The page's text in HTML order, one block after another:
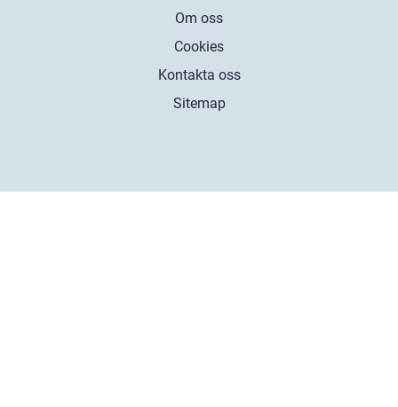
Om oss
Cookies
Kontakta oss
Sitemap